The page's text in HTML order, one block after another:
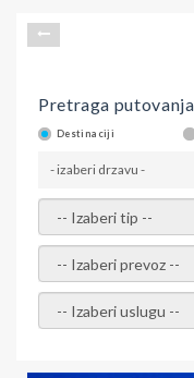
Pretraga
Destinaciji
- izaberi drzavu -
- izaberi tip -
- izaberi prevoz -
- Izaberite uslugu -